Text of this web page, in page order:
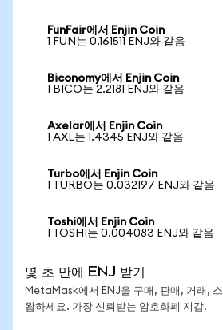
FunFair에서 Enjin Coin
1 FUN는 0.161511 ENJ와 같음
Biconomy에서 Enjin Coin
1 BICO는 2.2181 ENJ와 같음
Axelar에서 Enjin Coin
1 AXL는 1.4345 ENJ와 같음
Turbo에서 Enjin Coin
1 TURBO는 0.032197 ENJ와 같음
Toshi에서 Enjin Coin
1 TOSHI는 0.004083 ENJ와 같음
몇 초 만에 ENJ 받기
MetaMask에서 ENJ을 구매, 판매, 거래, 스
왑하세요. 가장 신뢰받는 암호화폐 지갑.